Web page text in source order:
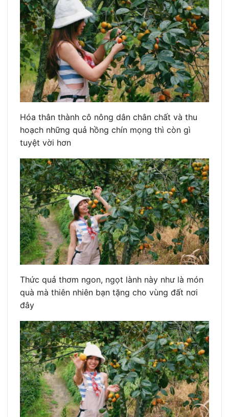
Hóa thân thành cô nông dân chân chất và thu
hoạch những quả hồng chín mọng thì còn gì
tuyệt vời hơn
Thức quả thơm ngon, ngọt lành này như là món
quà mà thiên nhiên bạn tặng cho vùng đất nơi
đây